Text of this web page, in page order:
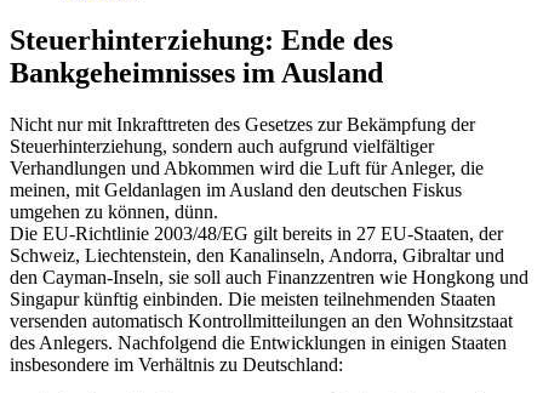
Steuerhinterziehung: Ende des
Bankgeheimnisses im Ausland
Nicht nur mit Inkrafttreten des Gesetzes zur Bekämpfung der
Steuerhinterziehung, sondern auch aufgrund vielfältiger
Verhandlungen und Abkommen wird die Luft für Anleger, die
meinen, mit Geldanlagen im Ausland den deutschen Fiskus
umgehen zu können, dünn.
Die EU-Richtlinie 2003/48/EG gilt bereits in 27 EU-Staaten, der
Schweiz, Liechtenstein, den Kanalinseln, Andorra, Gibraltar und
den Cayman-Inseln, sie soll auch Finanzzentren wie Hongkong und
Singapur künftig einbinden. Die meisten teilnehmenden Staaten
versenden automatisch Kontrollmitteilungen an den Wohnsitzstaat
des Anlegers. Nachfolgend die Entwicklungen in einigen Staaten
insbesondere im Verhältnis zu Deutschland: